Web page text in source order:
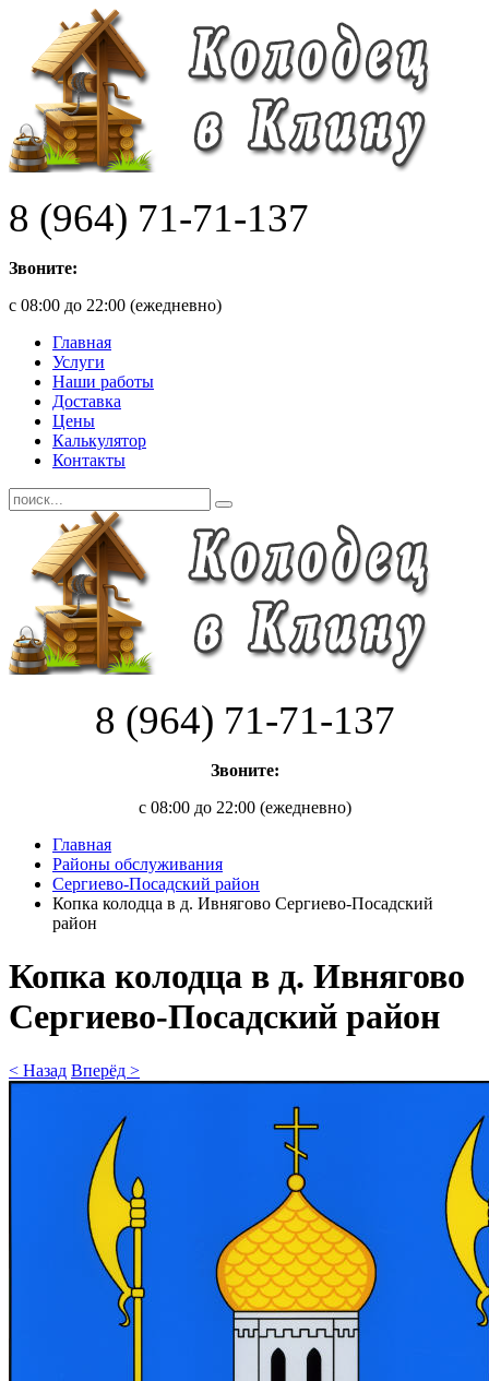
8 (964) 71-71-137
Звоните:
с 08:00 до 22:00 (ежедневно)
Главная
Услуги
Наши работы
Доставка
Цены
Калькулятор
Контакты
8 (964) 71-71-137
Звоните:
с 08:00 до 22:00 (ежедневно)
Главная
Районы обслуживания
Сергиево-Посадский район
Копка колодца в д. Ивнягово Сергиево-Посадский
район
Копка колодца в д. Ивнягово
Сергиево-Посадский район
< Назад Вперёд >